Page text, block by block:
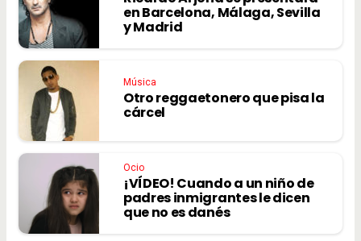
en Barcelona, Málaga, Sevilla
y Madrid
Música
Otro reggaetonero que pisa la
cárcel
Ocio
¡VÍDEO! Cuando a un niño de
padres inmigrantes le dicen
que no es danés